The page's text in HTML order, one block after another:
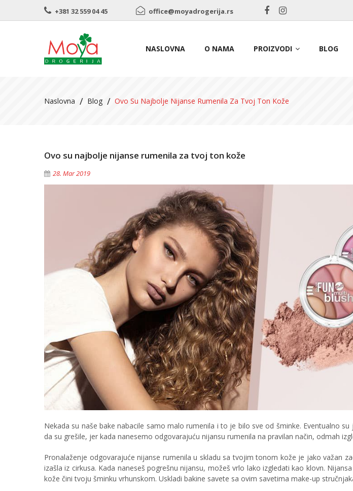
+381 32 559 04 45 office@moyadrogerija.rs
NASLOVNA O NAMA PROIZVODI BLOG
Naslovna Blog Ovo Su Najbolje Nijanse Rumenila Za Tvoj Ton Kože
Ovo su najbolje nijanse rumenila za tvoj ton kože
28. Mar 2019
Nekada su naše bake nabacile samo malo rumenila i to je bilo sve od šminke. Eventualno
da su grešile, jer kada nanesemo odgovarajuću nijansu rumenila na pravilan način, odmah
Pronalaženje odgovarajuće nijanse rumenila u skladu sa tvojim tonom kože je jako važan
izašla iz cirkusa. Kada naneseš pogrešnu nijansu, možeš vrlo lako izgledati kao klovn.
kože čini tvoju šminku vrhunskom. Uskladi bakine savete sa ovim savetima make-up